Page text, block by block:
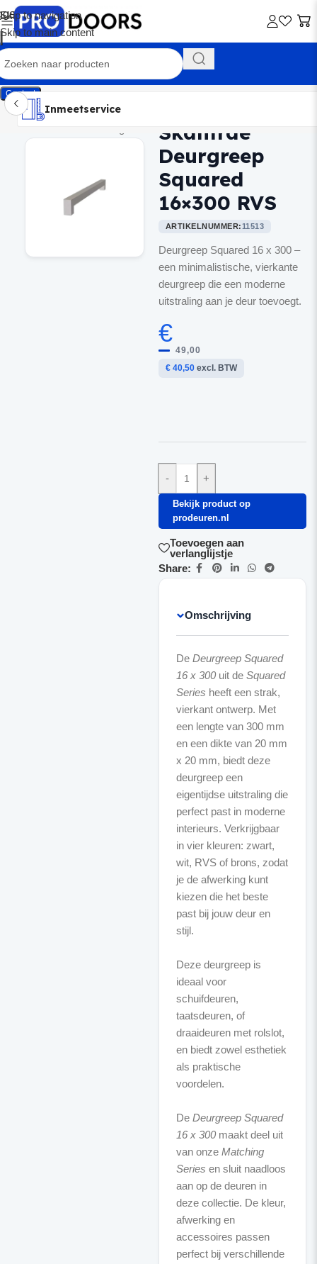
Skip to navigation
Skip to main content
Contact
Inmeetservice
Montageservice
Advies op maat
Showroom
Inmeetservice
Skantrae
Deurgreep
Squared
16×300 RVS
ARTIKELNUMMER:11513
Deurgreep Squared 16 x 300 –
een minimalistische, vierkante
deurgreep die een moderne
uitstraling aan je deur toevoegt.
€
49,00
€ 40,50excl. BTW
- +
Bekijk product op
prodeuren.nl
Toevoegen aan
verlanglijstje
Share:
Omschrijving
De Deurgreep Squared
16 x 300uit de Squared
Series heeft een strak,
vierkant ontwerp. Met
een lengte van 300 mm
en een dikte van 20 mm
x 20 mm, biedt deze
deurgreep een
eigentijdse uitstraling die
perfect past in moderne
interieurs. Verkrijgbaar
in vier kleuren: zwart,
wit, RVS of brons, zodat
je de afwerking kunt
kiezen die het beste
past bij jouw deur en
stijl.
Deze deurgreep is
ideaal voor
schuifdeuren,
taatsdeuren, of
draaideuren met rolslot,
en biedt zowel esthetiek
als praktische
voordelen.
De Deurgreep Squared
16 x 300maakt deel uit
van onze Matching
Series en sluit naadloos
aan op de deuren in
deze collectie. De kleur,
afwerking en
accessoires passen
perfect bij verschillende